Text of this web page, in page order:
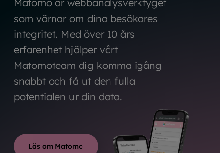
Matomo är webbanalysverktyget
som värnar om dina besökares
integritet. Med över 10 års
erfarenhet hjälper vårt
Matomoteam dig komma igång
snabbt och få ut den fulla
potentialen ur din data.
Läs om Matomo